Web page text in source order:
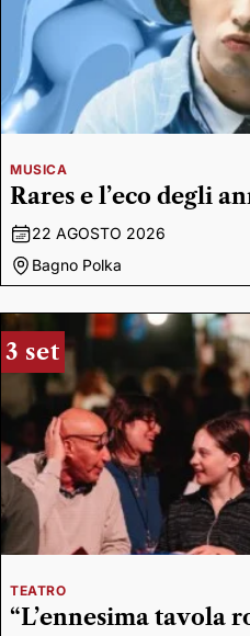
MUSICA
Rares e l’eco degli
22 AGOSTO 2026
Bagno Polka
3 set
TEATRO
“L’ennesima tavola